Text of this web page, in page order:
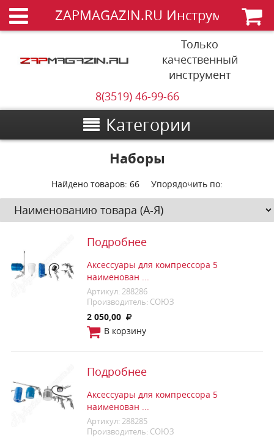
ZAPMAGAZIN.RU Инструменты
Только
качественный
инструмент
8(3519) 46-99-66
Категории
Наборы
Найдено товаров: 66 Упорядочить по:
Подробнее
Аксессуары для компрессора 5
наименован ...
Артикул: 288286
Производитель: СОЮЗ
2 050,00
В корзину
Подробнее
Аксессуары для компрессора 5
наименован ...
Артикул: 288285
Производитель: СОЮЗ